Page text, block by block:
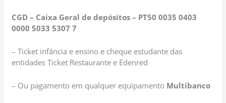
CGD – Caixa Geral de depósitos – PT50 0035 0403
0000 5033 5307 7
– Ticket infância e ensino e cheque estudante das
entidades Ticket Restaurante e Edenred
– Ou pagamento em qualquer equipamento Multibanco